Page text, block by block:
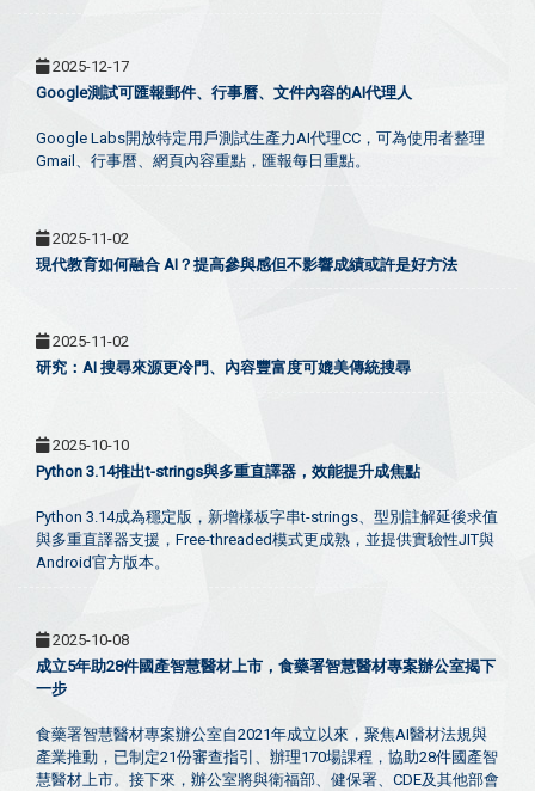
2025-12-17
Google測試可匯報郵件、行事曆、文件內容的AI代理人
Google Labs開放特定用戶測試生產力AI代理CC，可為使用者整理
Gmail、行事曆、網頁內容重點，匯報每日重點。
2025-11-02
現代教育如何融合 AI？提高參與感但不影響成績或許是好方法
2025-11-02
研究：AI 搜尋來源更冷門、內容豐富度可媲美傳統搜尋
2025-10-10
Python 3.14推出t-strings與多重直譯器，效能提升成焦點
Python 3.14成為穩定版，新增樣板字串t-strings、型別註解延後求值
與多重直譯器支援，Free-threaded模式更成熟，並提供實驗性JIT與
Android官方版本。
2025-10-08
成立5年助28件國產智慧醫材上市，食藥署智慧醫材專案辦公室揭下
一步
食藥署智慧醫材專案辦公室自2021年成立以來，聚焦AI醫材法規與
產業推動，已制定21份審查指引、辦理170場課程，協助28件國產智
慧醫材上市。接下來，辦公室將與衛福部、健保署、CDE及其他部會